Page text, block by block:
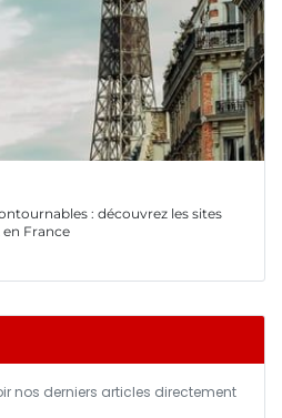
: découvrez les sites
France
nos derniers articles directement